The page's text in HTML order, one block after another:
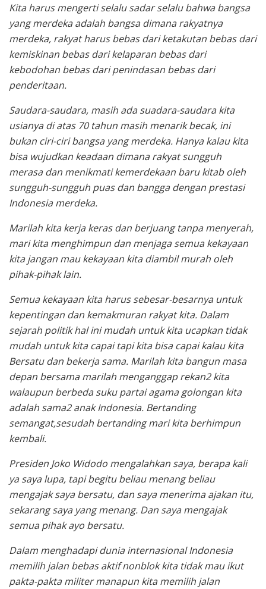
Kita harus mengerti selalu sadar selalu bahwa bangsa
yang merdeka adalah bangsa dimana rakyatnya
merdeka, rakyat harus bebas dari ketakutan bebas dari
kemiskinan bebas dari kelaparan bebas dari
kebodohan bebas dari penindasan bebas dari
penderitaan.
Saudara-saudara, masih ada suadara-saudara kita
usianya di atas 70 tahun masih menarik becak, ini
bukan ciri-ciri bangsa yang merdeka. Hanya kalau kita
bisa wujudkan keadaan dimana rakyat sungguh
merasa dan menikmati kemerdekaan baru kitab oleh
sungguh-sungguh puas dan bangga dengan prestasi
Indonesia merdeka.
Marilah kita kerja keras dan berjuang tanpa menyerah,
mari kita menghimpun dan menjaga semua kekayaan
kita jangan mau kekayaan kita diambil murah oleh
pihak-pihak lain.
Semua kekayaan kita harus sebesar-besarnya untuk
kepentingan dan kemakmuran rakyat kita. Dalam
sejarah politik hal ini mudah untuk kita ucapkan tidak
mudah untuk kita capai tapi kita bisa capai kalau kita
Bersatu dan bekerja sama. Marilah kita bangun masa
depan bersama marilah menganggap rekan2 kita
walaupun berbeda suku partai agama golongan kita
adalah sama2 anak Indonesia. Bertanding
semangat,sesudah bertanding mari kita berhimpun
kembali.
Presiden Joko Widodo mengalahkan saya, berapa kali
ya saya lupa, tapi begitu beliau menang beliau
mengajak saya bersatu, dan saya menerima ajakan itu,
sekarang saya yang menang. Dan saya mengajak
semua pihak ayo bersatu.
Dalam menghadapi dunia internasional Indonesia
memilih jalan bebas aktif nonblok kita tidak mau ikut
pakta-pakta militer manapun kita memilih jalan